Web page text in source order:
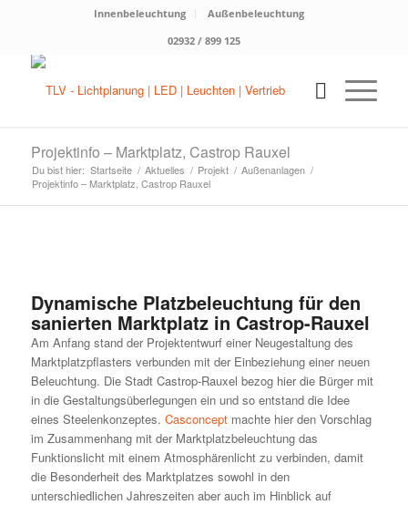
Innenbeleuchtung
Außenbeleuchtung
02932 / 899 125
Projektinfo – Marktplatz, Castrop Rauxel
Du bist hier: Startseite / Aktuelles / Projekt / Außenanlagen /
Projektinfo – Marktplatz, Castrop Rauxel
Dynamische Platzbeleuchtung für den
sanierten Marktplatz in Castrop-Rauxel
Am Anfang stand der Projektentwurf einer Neugestaltung des
Marktplatzpflasters verbunden mit der Einbeziehung einer neuen
Beleuchtung. Die Stadt Castrop-Rauxel bezog hier die Bürger mit
in die Gestaltungsüberlegungen ein und so entstand die Idee
eines Steelenkonzeptes. Casconceptmachte hier den Vorschlag
im Zusammenhang mit der Marktplatzbeleuchtung das
Funktionslicht mit einem Atmosphärenlicht zu verbinden, damit
die Besonderheit des Marktplatzes sowohl in den
unterschiedlichen Jahreszeiten aber auch im Hinblick auf